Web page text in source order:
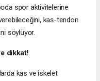
spor aktivitelerine
kas-tendon
söylüyor.
dikkat!
kas ve iskelet